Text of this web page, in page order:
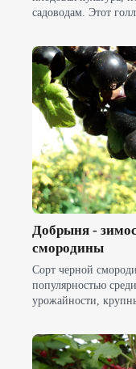
садоводам. Этот
Добрыня -
смородины
Сорт черной
популярностью
урожайности,